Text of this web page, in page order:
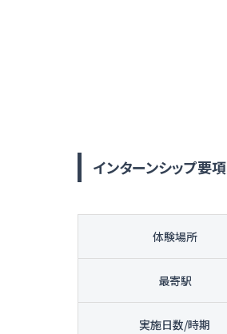
インターンシップ要項
体験場所
最寄駅
実施日数/時期